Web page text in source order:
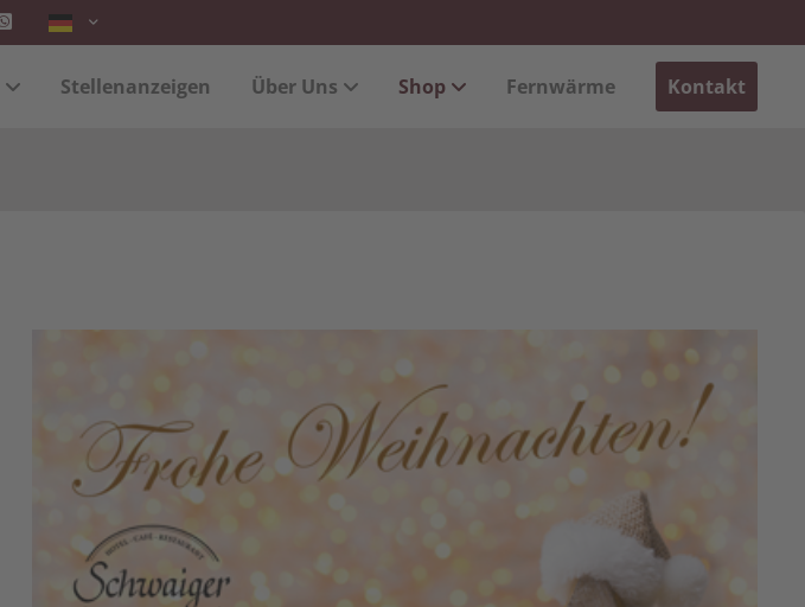
leider nicht.
Der Eintrag "offcanvas-col4" existiert
leider nicht.
Stellenanzeigen Über Uns Shop Fernwärme Kontakt